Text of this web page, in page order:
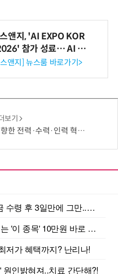
앤지, 'AI EXPO KOR
참가 성료… AI 전
기 아우르는 통합 솔루
앤지] 뉴스룸 바로가기>
보기
혁신 시동…'충남 3력 혁신 TF 회의 첫 개최